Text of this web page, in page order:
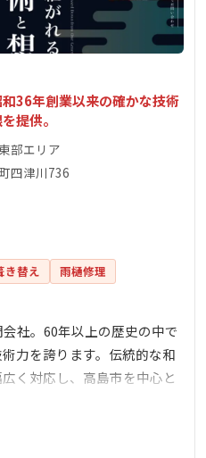
36年創業以来の確かな技術
提供。
部エリア
四津川736
き替え
雨樋修理
社。60年以上の歴史の中で
力を誇ります。伝統的な和
く対応し、高島市を中心と
根工事一筋に歩んできまし
・補修、板金・雨樋工事な
対応。雨漏りや瓦の割れ、